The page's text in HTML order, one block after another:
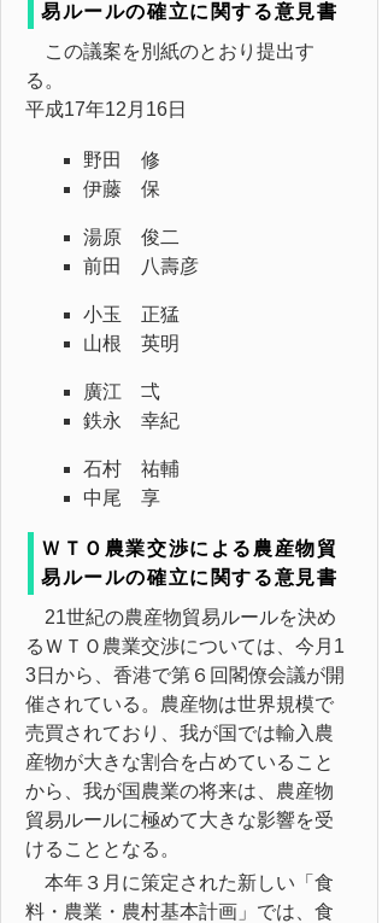
易ルールの確立に関する意見書
この議案を別紙のとおり提出す
る。
平成17年12月16日
野田 修
伊藤 保
湯原 俊二
前田 八壽彦
小玉 正猛
山根 英明
廣江 弌
鉄永 幸紀
石村 祐輔
中尾 享
ＷＴＯ農業交渉による農産物貿
易ルールの確立に関する意見書
21世紀の農産物貿易ルールを決め
るＷＴＯ農業交渉については、今月1
3日から、香港で第６回閣僚会議が開
催されている。農産物は世界規模で
売買されており、我が国では輸入農
産物が大きな割合を占めていること
から、我が国農業の将来は、農産物
貿易ルールに極めて大きな影響を受
けることとなる。
本年３月に策定された新しい「食
料・農業・農村基本計画」では、食